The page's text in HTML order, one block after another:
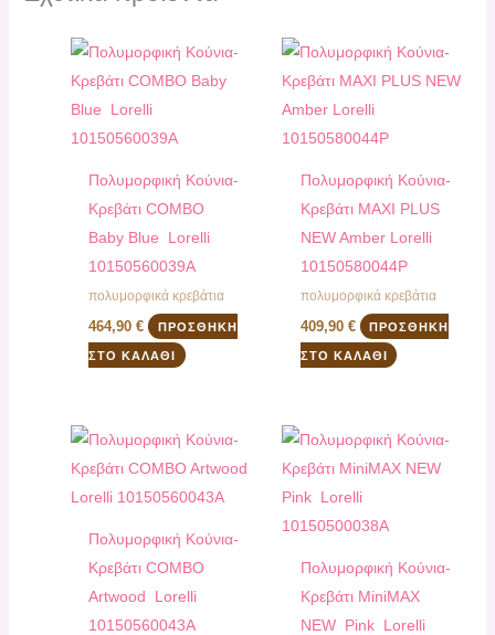
Πολυμορφική Κούνια-
Κρεβάτι COMBO
Baby Blue Lorelli
10150560039A
πολυμορφικά κρεβάτια
464,90€ ΠΡΟΣΘΉΚΗ
ΣΤΟ ΚΑΛΆΘΙ
Πολυμορφική Κούνια-
Κρεβάτι MAXI PLUS
NEW Amber Lorelli
10150580044P
πολυμορφικά κρεβάτια
409,90 € ΠΡΟΣΘΉΚΗ
ΣΤΟ ΚΑΛΆΘΙ
Πολυμορφική Κούνια-
Κρεβάτι COMBO
Artwood Lorelli
10150560043A
Πολυμορφική Κούνια-
Κρεβάτι ΜiniMAX
NEW Pink Lorelli